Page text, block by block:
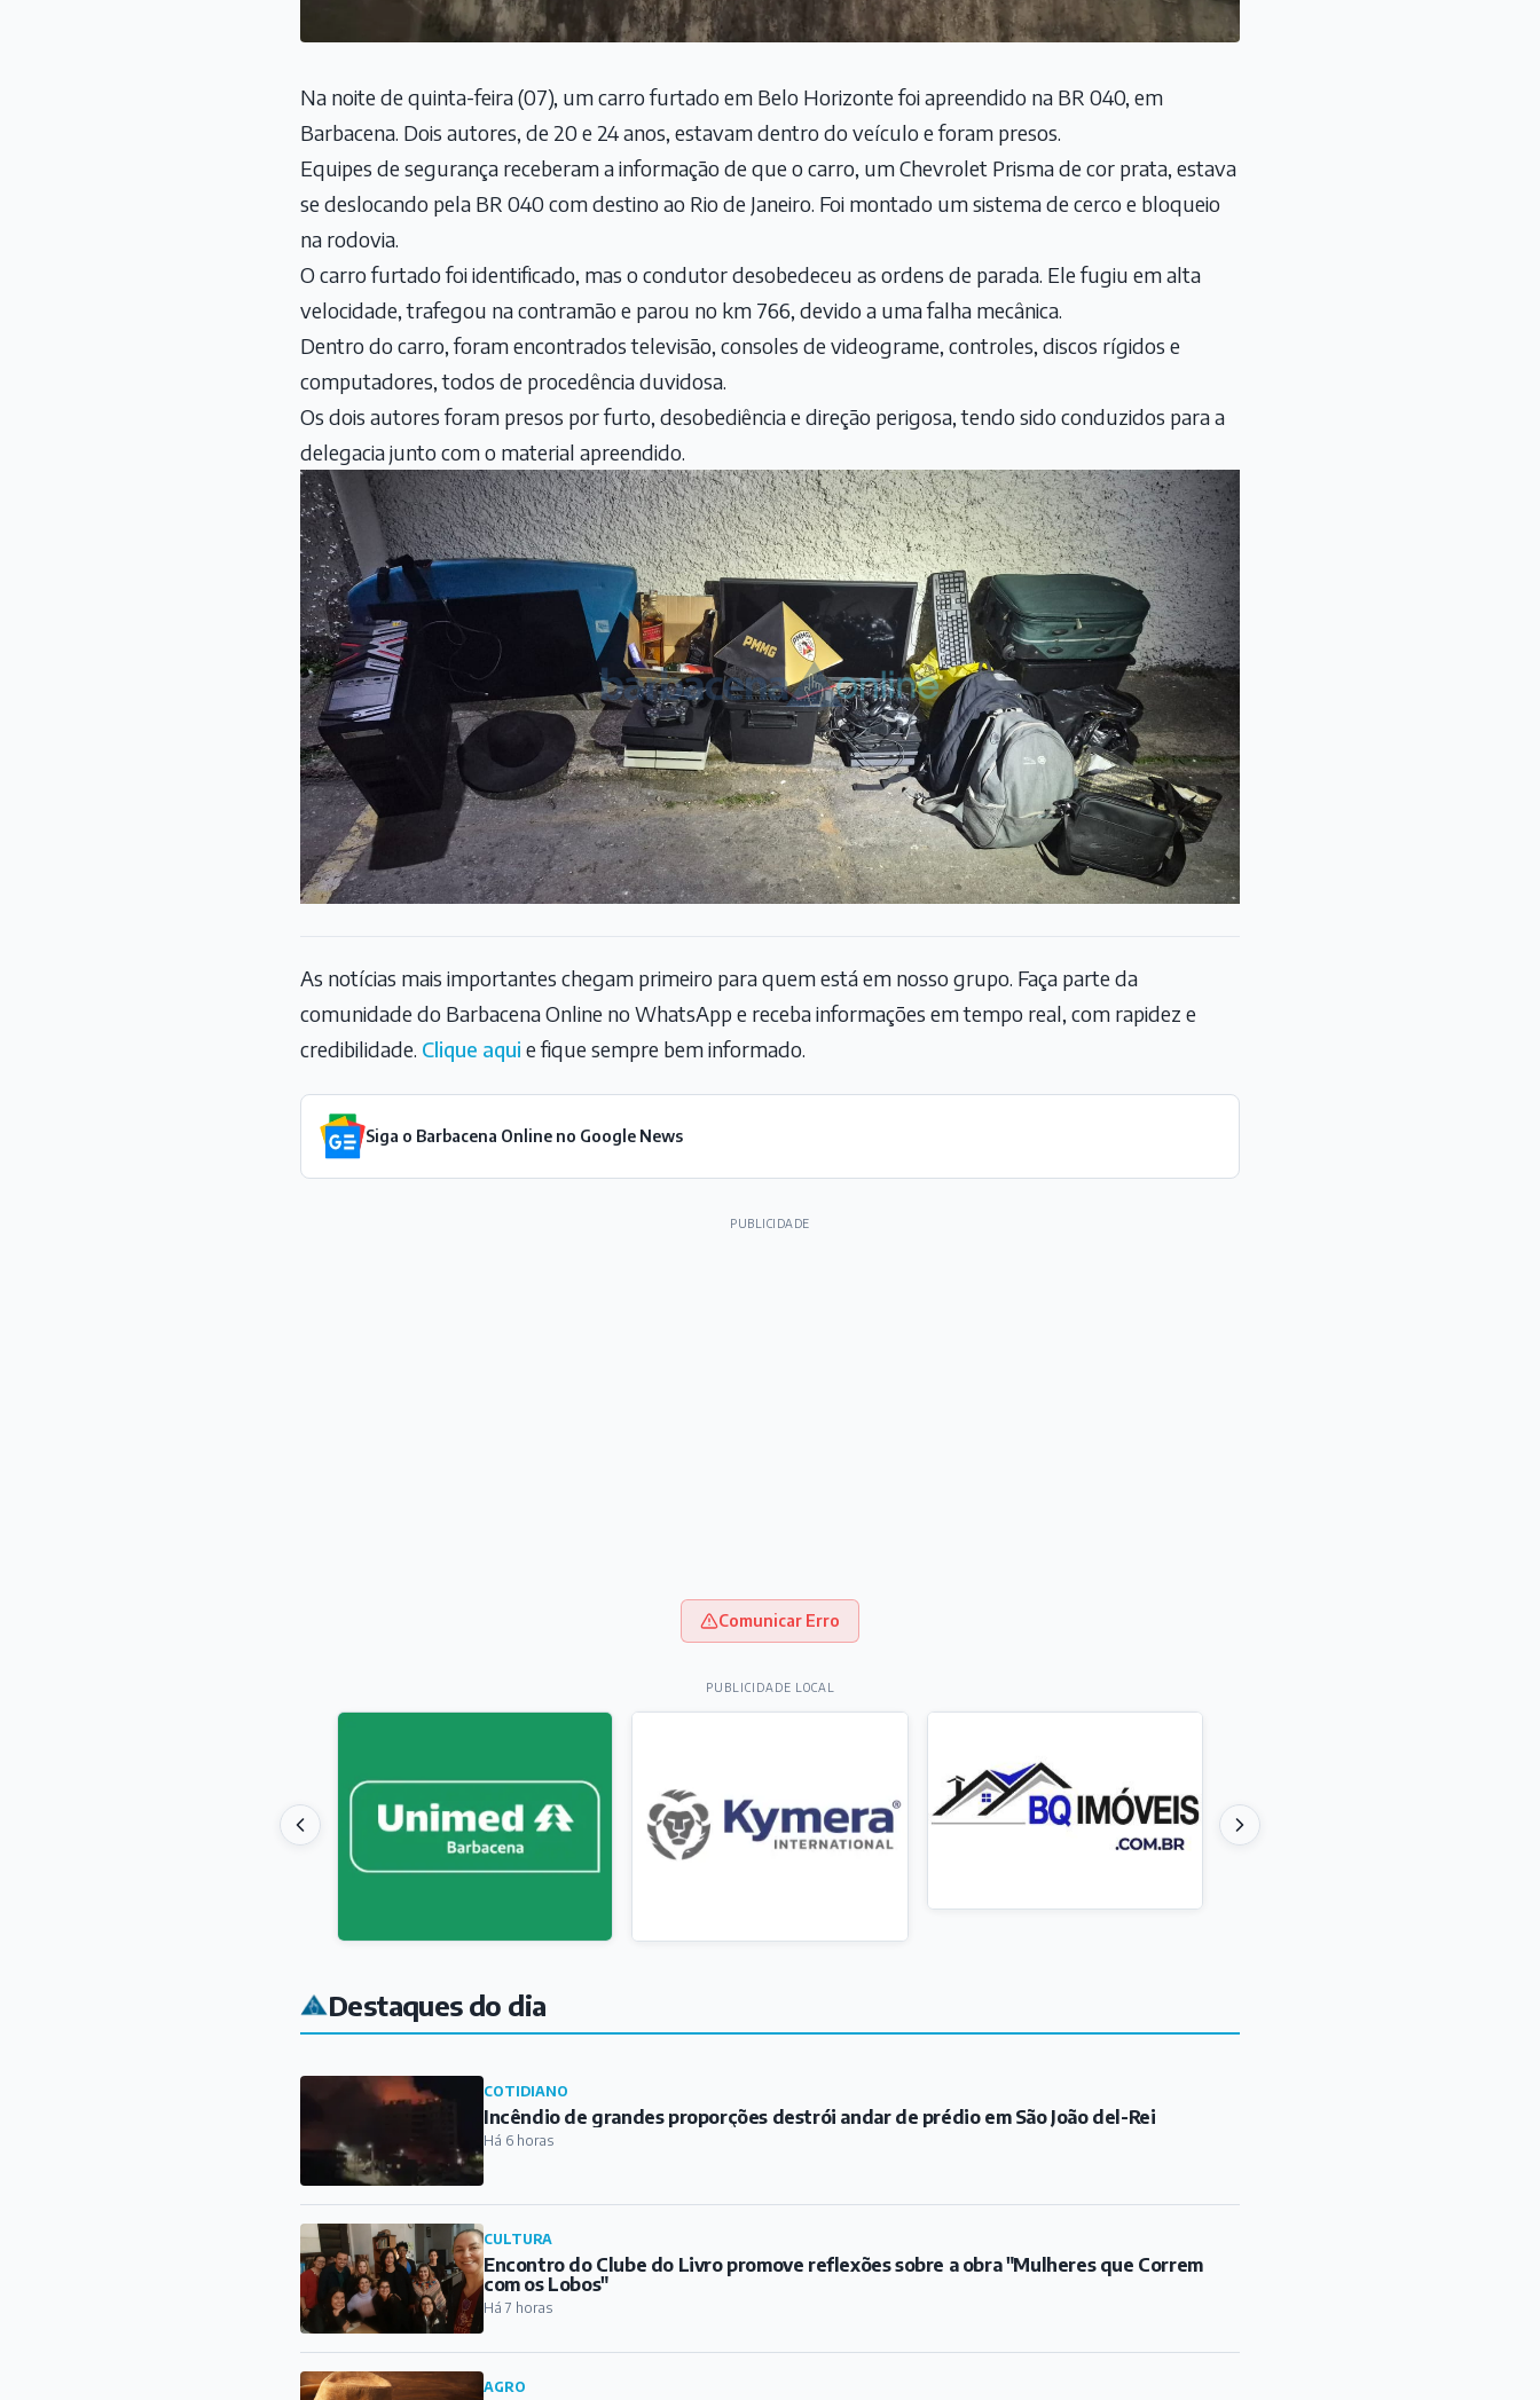
Na noite de quinta-feira (07), um carro furtado em Belo Horizonte foi apreendido na BR 040, em
Barbacena. Dois autores, de 20 e 24 anos, estavam dentro do veículo e foram presos.
Equipes de segurança receberam a informação de que o carro, um Chevrolet Prisma de cor prata, estava
se deslocando pela BR 040 com destino ao Rio de Janeiro. Foi montado um sistema de cerco e bloqueio
na rodovia.
O carro furtado foi identificado, mas o condutor desobedeceu as ordens de parada. Ele fugiu em alta
velocidade, trafegou na contramão e parou no km 766, devido a uma falha mecânica.
Dentro do carro, foram encontrados televisão, consoles de videograme, controles, discos rígidos e
computadores, todos de procedência duvidosa.
Os dois autores foram presos por furto, desobediência e direção perigosa, tendo sido conduzidos para a
delegacia junto com o material apreendido.
As notícias mais importantes chegam primeiro para quem está em nosso grupo. Faça parte da
comunidade do Barbacena Online no WhatsApp e receba informações em tempo real, com rapidez e
credibilidade. Clique aqui e fique sempre bem informado.
Siga o Barbacena Online no Google News
PUBLICIDADE
Comunicar Erro
PUBLICIDADE LOCAL
Destaques do dia
COTIDIANO
Incêndio de grandes proporções destrói andar de prédio em São João del-Rei
Há 6 horas
CULTURA
Encontro do Clube do Livro promove reflexões sobre a obra "Mulheres que Correm
com os Lobos"
Há 7 horas
AGRO